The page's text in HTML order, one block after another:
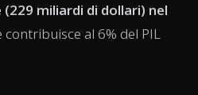
miliardi di dollari) nel
contribuisce al 6% del PIL